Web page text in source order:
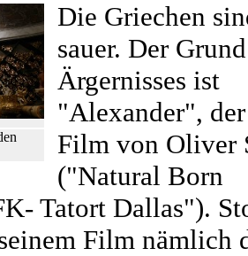
Die Griechen
sauer. Der
Ärgernisses ist
"Alexander",
Film von Oliver
("Natural Born
Tatort Dallas").
Film nämlich